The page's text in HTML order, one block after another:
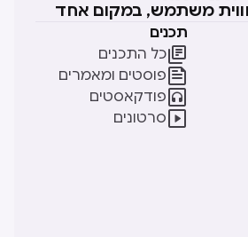
משתמש, במקום אחד
תכנים
כל התכנים
פוסטים ומאמרים
פודקאסטים
סרטונים